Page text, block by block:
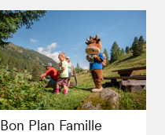
Bon Plan Famille